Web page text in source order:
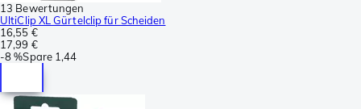
13 Bewertungen
UltiClip XL Gürtelclip für Scheiden
16,55 €
17,99 €
-8 %Spare 1,44